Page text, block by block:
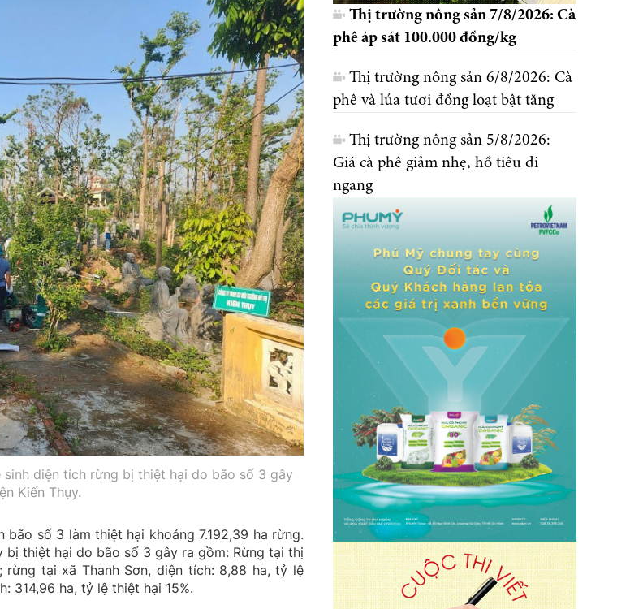
diện tích rừng bị thiệt hại do bão số 3 gây
Kiến Thụy.
số 3 làm thiệt hại khoảng 7.192,39 ha rừng.
thiệt hại do bão số 3 gây ra gồm: Rừng tại thị
tại xã Thanh Sơn, diện tích: 8,88 ha, tỷ lệ
314,96 ha, tỷ lệ thiệt hại 15%.
Thị trường nông sản 7/8/2026: Cà
phê áp sát 100.000 đồng/kg
Thị trường nông sản 6/8/2026: Cà
phê và lúa tươi đồng loạt bật tăng
Thị trường nông sản 5/8/2026:
Giá cà phê giảm nhẹ, hồ tiêu đi
ngang